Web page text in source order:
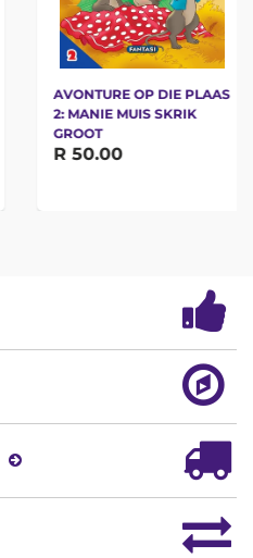
AVONTURE OP DIE PLAAS
2: MANIE MUIS SKRIK
GROOT
R 50.00